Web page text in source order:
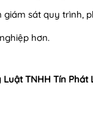
sát quy trình,
hơn.
Luật TNHH Tín Phát